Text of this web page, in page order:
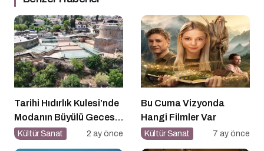
Tarihi Hıdırlık Kulesi’nde
Modanın Büyülü Gecesi:
Cihan Nacar Defilesi
Kültür Sanat 2 ay önce
Bu Cuma Vizyonda
Hangi Filmler Var
Kültür Sanat 7 ay önce